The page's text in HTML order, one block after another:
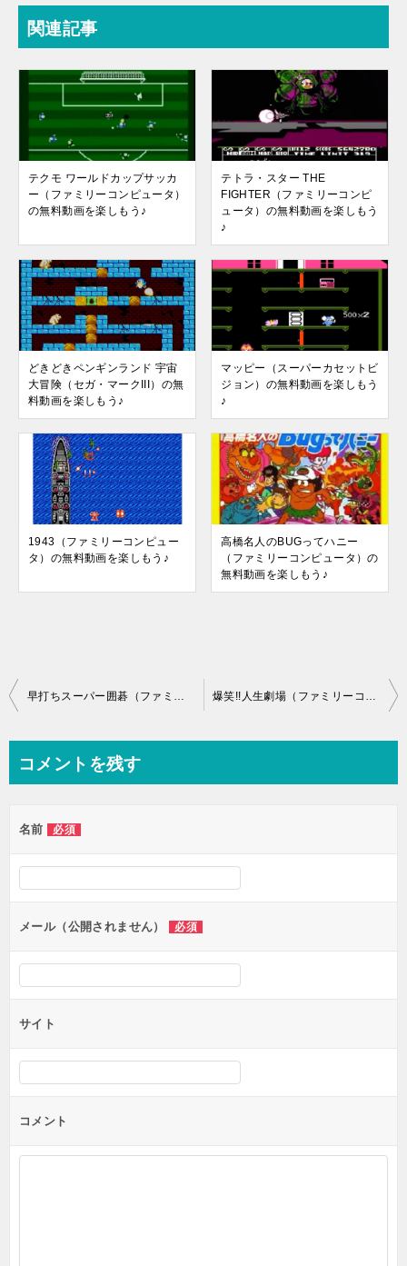
関連記事
テクモ ワールドカップサッカ
ー（ファミリーコンピュータ）
の無料動画を楽しもう♪
テトラ・スター THE
FIGHTER（ファミリーコンピ
ュータ）の無料動画を楽しもう
♪
どきどきペンギンランド 宇宙
大冒険（セガ・マークIII）の無
料動画を楽しもう♪
マッピー（スーパーカセットビ
ジョン）の無料動画を楽しもう
♪
1943（ファミリーコンピュー
タ）の無料動画を楽しもう♪
高橋名人のBUGってハニー
（ファミリーコンピュータ）の
無料動画を楽しもう♪
投
ビ
ー
シ
ン
早打ちスーパー囲碁（ファミリーコンピュータ）の無料動画を楽しもう♪ 爆笑!!人生劇場（ファミリーコンピュータ）の無料動画を楽しもう♪
コメントを残す
名前 必須
メール（公開されません） 必須
サイト
コメント